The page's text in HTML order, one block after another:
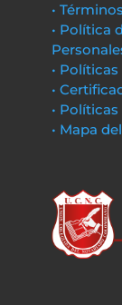
•
• Política
•
•
•
• Mapa